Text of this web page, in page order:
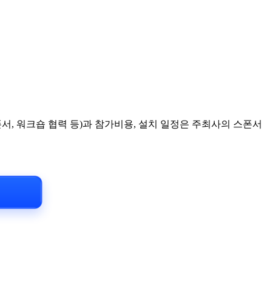
, 워크숍 협력 등)과 참가비용, 설치 일정은 주최사의 스폰서